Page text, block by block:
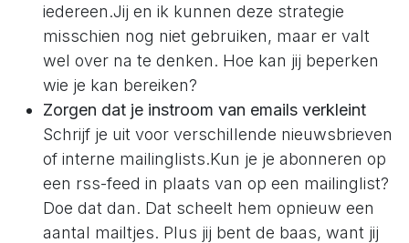
iedereen.Jij en ik kunnen deze strategie
misschien nog niet gebruiken, maar er valt
wel over na te denken. Hoe kan jij beperken
wie je kan bereiken?
Zorgen dat je instroom van emails verkleint
Schrijf je uit voor verschillende nieuwsbrieven
of interne mailinglists.Kun je je abonneren op
een rss-feed in plaats van op een mailinglist?
Doe dat dan. Dat scheelt hem opnieuw een
aantal mailtjes. Plus jij bent de baas, want jij